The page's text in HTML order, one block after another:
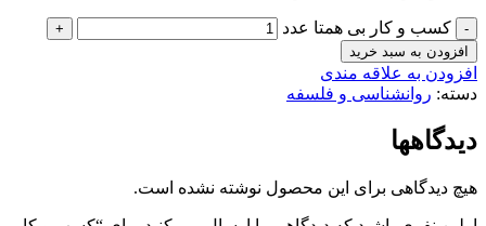
کسب و کار بی همتا عدد
افزودن به سبد خرید
افزودن به علاقه مندی
دسته: روانشناسی و فلسفه
دیدگاهها
هیچ دیدگاهی برای این محصول نوشته نشده است.